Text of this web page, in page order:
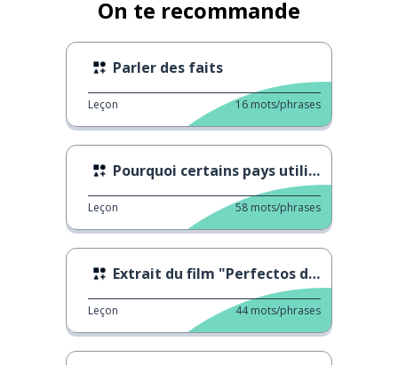
On te recommande
Parler des faits
Leçon 16 mots/phrases
Pourquoi certains pays utilisent-ils "vos" ?
Leçon 58 mots/phrases
Extrait du film "Perfectos desconocidos"
Leçon 44 mots/phrases